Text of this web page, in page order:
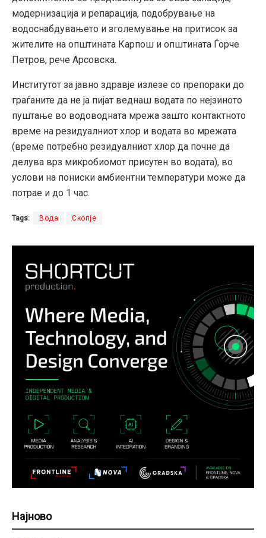
модернизација и репарација, подобрување на
водоснабдувањето и зголемување на притисок за
жителите на општината Карпош и општината Ѓорче
Петров, рече Арсовска.
Институтот за јавно здравје излезе со препораки до
граѓаните да не ја пијат веднаш водата по нејзиното
пуштање во водоводната мрежа зашто контактното
време на резидуалниот хлор и водата во мрежата
(време потребно резидуалниот хлор да почне да
делува врз микробиомот присутен во водата), во
услови на пониски амбиентни температури може да
потрае и до 1 час.
Tags: Вода Скопје
Најново